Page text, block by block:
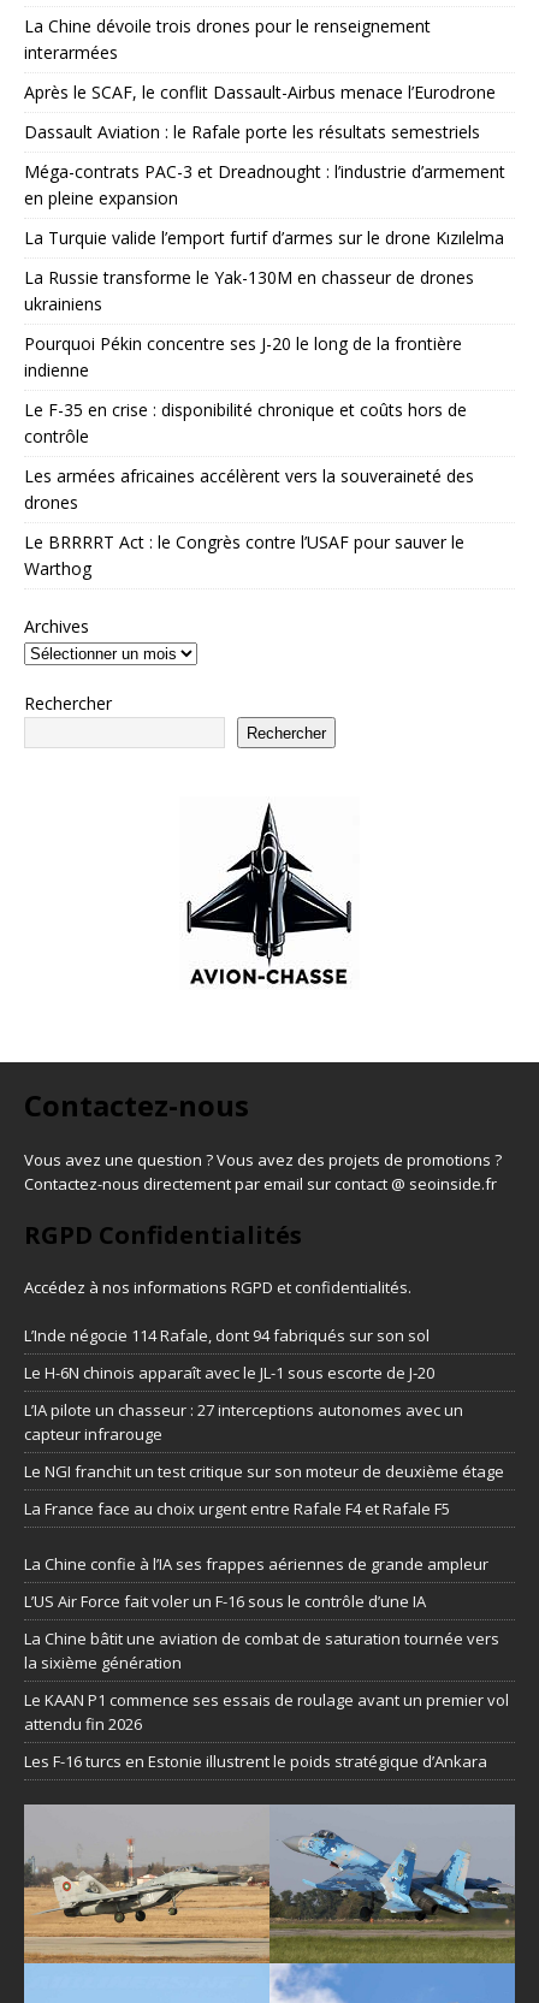
La Chine dévoile trois drones pour le renseignement
interarmées
Après le SCAF, le conflit Dassault-Airbus menace l’Eurodrone
Dassault Aviation : le Rafale porte les résultats semestriels
Méga-contrats PAC-3 et Dreadnought : l’industrie d’armement
en pleine expansion
La Turquie valide l’emport furtif d’armes sur le drone Kızılelma
La Russie transforme le Yak-130M en chasseur de drones
ukrainiens
Pourquoi Pékin concentre ses J-20 le long de la frontière
indienne
Le F-35 en crise : disponibilité chronique et coûts hors de
contrôle
Les armées africaines accélèrent vers la souveraineté des
drones
Le BRRRRT Act : le Congrès contre l’USAF pour sauver le
Warthog
Archives
Rechercher
Rechercher
Contactez-nous
Vous avez une question ? Vous avez des projets de promotions ?
Contactez-nous directement par email sur contact @ seoinside.fr
RGPD Confidentialités
Accédez à nos informations RGPD et confidentialités.
L’Inde négocie 114 Rafale, dont 94 fabriqués sur son sol
Le H-6N chinois apparaît avec le JL-1 sous escorte de J-20
L’IA pilote un chasseur : 27 interceptions autonomes avec un
capteur infrarouge
Le NGI franchit un test critique sur son moteur de deuxième étage
La France face au choix urgent entre Rafale F4 et Rafale F5
La Chine confie à l’IA ses frappes aériennes de grande ampleur
L’US Air Force fait voler un F-16 sous le contrôle d’une IA
La Chine bâtit une aviation de combat de saturation tournée vers
la sixième génération
Le KAAN P1 commence ses essais de roulage avant un premier vol
attendu fin 2026
Les F-16 turcs en Estonie illustrent le poids stratégique d’Ankara